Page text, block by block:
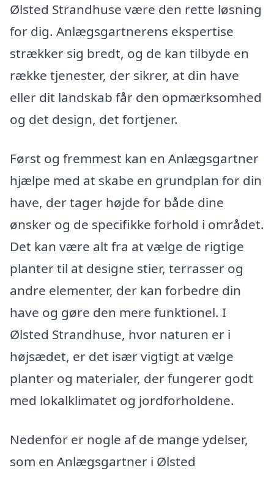
Ølsted Strandhuse være den rette løsning
for dig. Anlægsgartnerens ekspertise
strækker sig bredt, og de kan tilbyde en
række tjenester, der sikrer, at din have
eller dit landskab får den opmærksomhed
og det design, det fortjener.
Først og fremmest kan en Anlægsgartner
hjælpe med at skabe en grundplan for din
have, der tager højde for både dine
ønsker og de specifikke forhold i området.
Det kan være alt fra at vælge de rigtige
planter til at designe stier, terrasser og
andre elementer, der kan forbedre din
have og gøre den mere funktionel. I
Ølsted Strandhuse, hvor naturen er i
højsædet, er det især vigtigt at vælge
planter og materialer, der fungerer godt
med lokalklimatet og jordforholdene.
Nedenfor er nogle af de mange ydelser,
som en Anlægsgartner i Ølsted